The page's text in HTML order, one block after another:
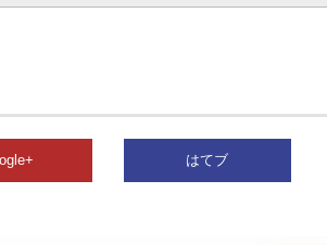
はてブ